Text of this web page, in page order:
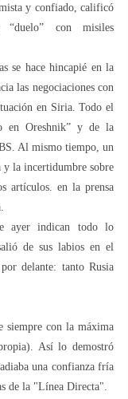
y confiado, calificó
con misiles
se hace hincapié en la
las negociaciones con
en Siria. Todo el
en Oreshnik” y de la
Al mismo tiempo, un
y la incertidumbre sobre
artículos. en la prensa
ayer indican todo lo
de sus labios en el
delante: tanto Rusia
siempre con la máxima
Así lo demostró
una confianza fría
de la "Línea Directa".